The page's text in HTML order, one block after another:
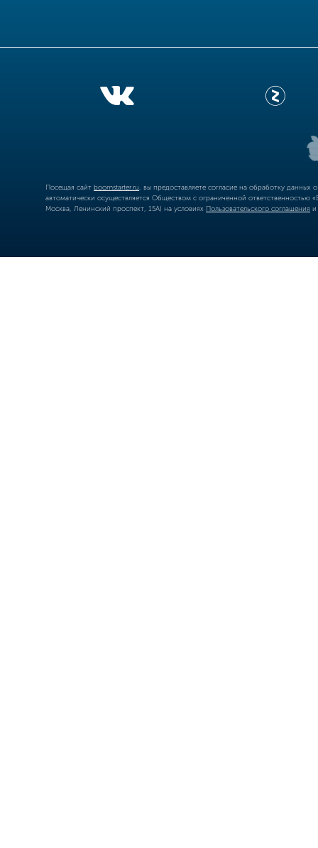
Посещая сайт boomstarter.ru , вы предоставляете согласие на обработку
автоматически осуществляется Обществом с ограниченной
Москва, Ленинский проспект, 15А) на условиях Пользовательского соглашения и